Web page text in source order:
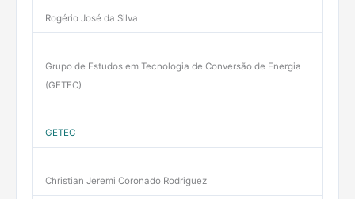
Rogério José da Silva
Grupo de Estudos em Tecnologia de Conversão de Energia
(GETEC)
GETEC
Christian Jeremi Coronado Rodriguez